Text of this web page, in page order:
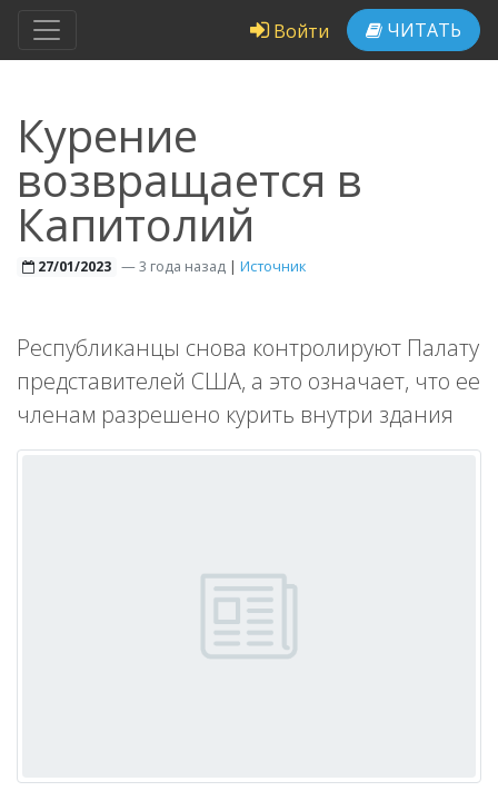
Войти ЧИТАТЬ
Курение
возвращается в
Капитолий
27/01/2023 —3 года назад | Источник
Республиканцы снова контролируют Палату
представителей США, а это означает, что ее
членам разрешено курить внутри здания